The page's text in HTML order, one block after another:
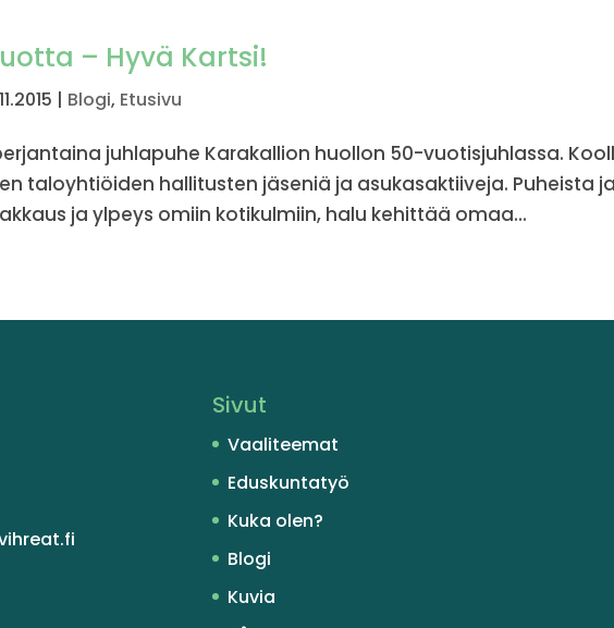
– Hyvä Kartsi!
| Blogi, Etusivu
juhlapuhe Karakallion huollon 50-vuotisjuhlassa.
taloyhtiöiden hallitusten jäseniä ja asukasaktiiveja. Puheista ja
ja ylpeys omiin kotikulmiin, halu kehittää omaa...
Sivut
Vaaliteemat
Eduskuntatyö
Kuka olen?
Blogi
Kuvia